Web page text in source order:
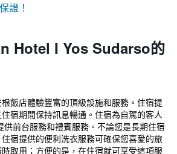
證！
Hotel I Yos Sudarso的
飯店體驗豐富的頂級設施和服務。住宿提
宿期間保持訊息暢通。住宿為自駕的客人
前台服務和禮賓服務。不論您是長期住宿
宿提供的便利洗衣服務可確保您喜愛的旅
取用；方便的是，在住宿就可享受這項服